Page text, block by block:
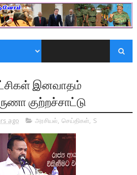
இனவாதம்
குற்றச்சாட்டு
ago அரசியல், செய்திகள், S